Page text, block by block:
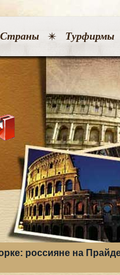
Страны Турфирмы
россияне на